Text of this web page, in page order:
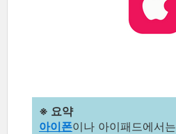
※ 요약
아이폰이나 아이패드에서는